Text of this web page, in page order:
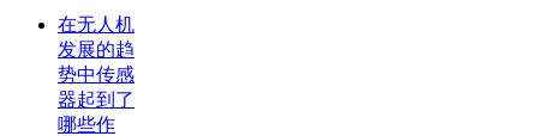
在无人机
发展的趋
势中传感
器起到了
哪些作